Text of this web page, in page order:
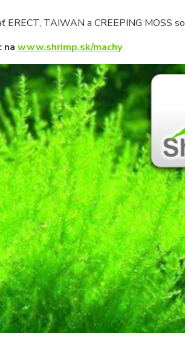
ERECT, TAIWAN a CREEPING MOSS so
nawww.shrimp.sk/machy